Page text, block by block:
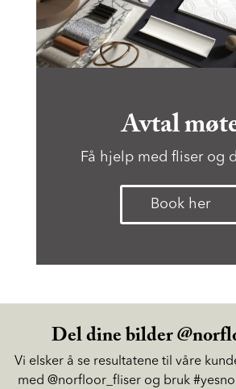
Avtal
Få hjelp med fliser og
Book her
Del dine bilder
Vi elsker å se resultatene til våre
med @norfloor_fliser og bruk